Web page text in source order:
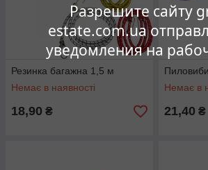
Разрешите сайту
estate.com.ua
уведомления на
Резинка багажна 1,5 м
Немає в наявності
18,90 ₴
Немає в
21,40 ₴